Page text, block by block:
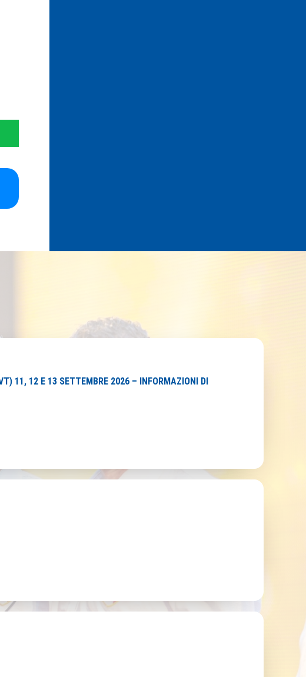
11, 12 E 13 SETTEMBRE 2026 – INFORMAZIONI DI